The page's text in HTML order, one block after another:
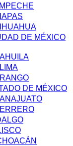
DE MÉXICO
DE MÉXICO